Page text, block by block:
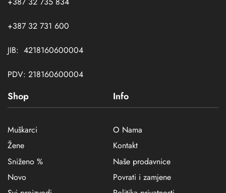
+387 32 731 600
JIB: 4218160600004
PDV: 218160600004
Shop
Muškarci
Žene
Sniženo %
Novo
Info
O Nama
Kontakt
Naše prodavnice
Povrati i zamjene